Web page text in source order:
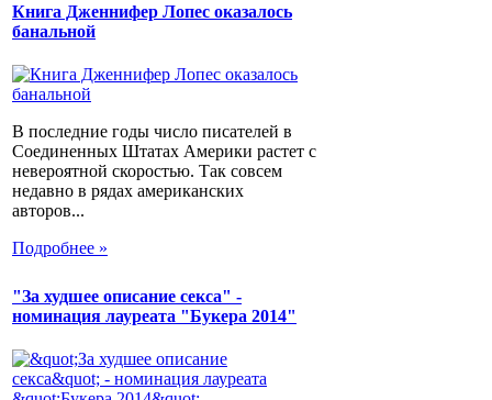
Книга Дженнифер Лопес оказалось
банальной
В последние годы число писателей в
Соединенных Штатах Америки растет с
невероятной скоростью. Так совсем
недавно в рядах американских
авторов...
Подробнее »
"За худшее описание секса" -
номинация лауреата "Букера 2014"